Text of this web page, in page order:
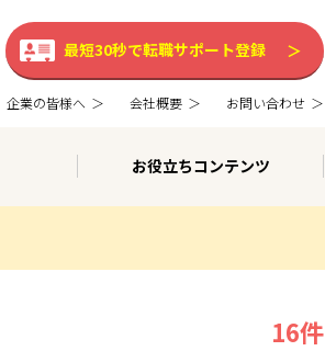
最短30秒で転職サポート登録
企業の皆様へ 会社概要 お問い合わせ
お役立ちコンテンツ
16件